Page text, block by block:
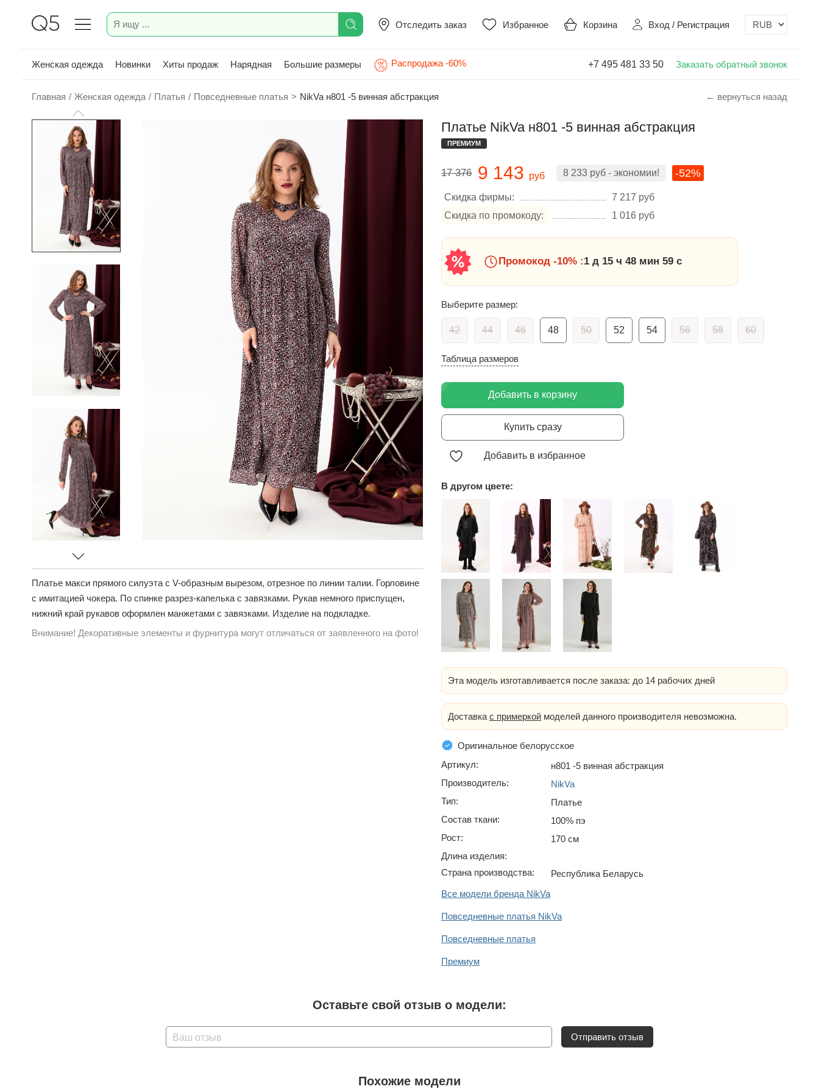
Отследить заказ Избранное Корзина Вход / Регистрация
Женская одежда Новинки Хиты продаж Нарядная Большие размеры Распродажа -60% +7 495 481 33 50 Заказать обратный звонок
Главная / Женская одежда / Платья / Повседневные платья > NikVa н801 -5 винная абстракция ← вернуться назад
Платье макси прямого силуэта с V-образным вырезом, отрезное по линии талии. Горловине
с имитацией чокера. По спинке разрез-капелька с завязками. Рукав немного приспущен,
нижний край рукавов оформлен манжетами с завязками. Изделие на подкладке.
Внимание! Декоративные элементы и фурнитура могут отличаться от заявленного на фото!
Платье NikVa н801 -5 винная абстракция
ПРЕМИУМ
17 376 9 143 руб 8 233 руб - экономии! -52%
Скидка фирмы: 7 217 руб
Скидка по промокоду:
1 016 руб
Промокод -10% :1 д 15 ч 48 мин 58 с
Выберите размер:
42 44 46 48 50 52 54 56 58 60
Таблица размеров
Добавить в корзину
Купить сразу
Добавить в избранное
В другом цвете:
Эта модель изготавливается после заказа: до 14 рабочих дней
Доставка с примеркой моделей данного производителя невозможна.
Оригинальное белорусское
Артикул:
н801 -5 винная абстракция
Производитель:
NikVa
Тип:
Платье
Состав ткани:
100% пэ
Рост:
170 см
Длина изделия:
Страна производства:
Республика Беларусь
Все модели бренда NikVa
Повседневные платья NikVa
Повседневные платья
Премиум
Оставьте свой отзыв о модели:
Ваш отзыв Отправить отзыв
Похожие модели